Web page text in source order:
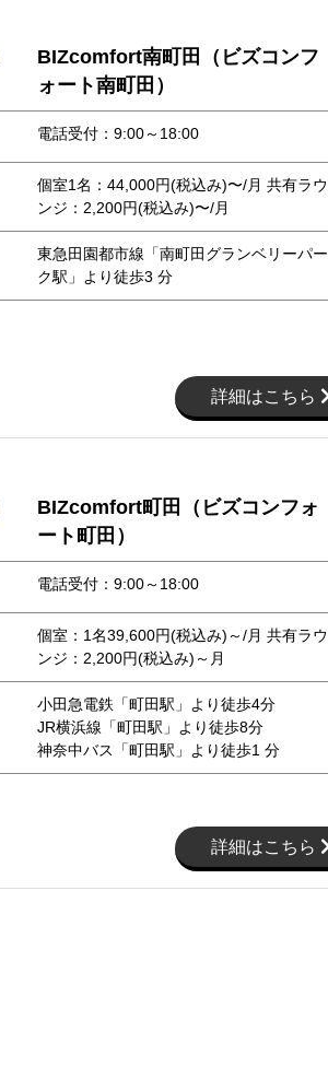
BIZcomfort南町田（ビズコンフ
ォート南町田）
電話受付：9:00～18:00
個室1名：44,000円(税込み)〜/月 共有ラウ
ンジ：2,200円(税込み)〜/月
東急田園都市線「南町田グランベリーパー
ク駅」より徒歩3 分
詳細はこちら
BIZcomfort町田（ビズコンフォ
ート町田）
電話受付：9:00～18:00
個室：1名39,600円(税込み)～/月 共有ラウ
ンジ：2,200円(税込み)～月
小田急電鉄「町田駅」より徒歩4分
JR横浜線「町田駅」より徒歩8分
神奈中バス「町田駅」より徒歩1 分
詳細はこちら